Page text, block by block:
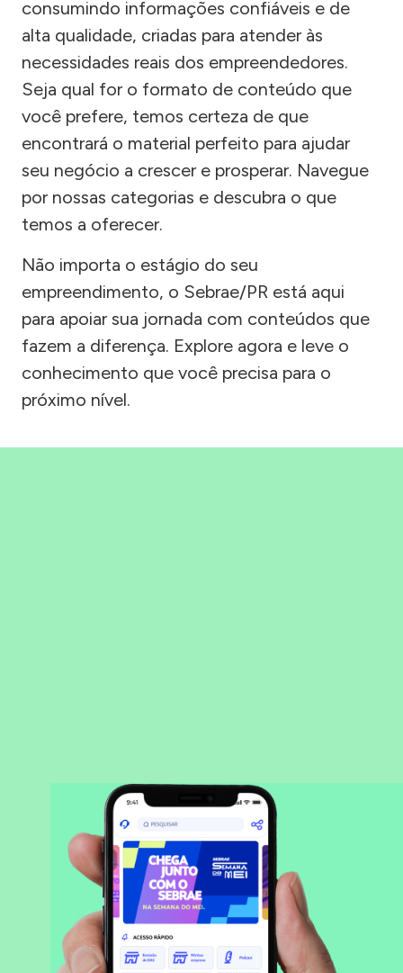
consumindo informações confiáveis e de
alta qualidade, criadas para atender às
necessidades reais dos empreendedores.
Seja qual for o formato de conteúdo que
você prefere, temos certeza de que
encontrará o material perfeito para ajudar
seu negócio a crescer e prosperar. Navegue
por nossas categorias e descubra o que
temos a oferecer.
Não importa o estágio do seu
empreendimento, o Sebrae/PR está aqui
para apoiar sua jornada com conteúdos que
fazem a diferença. Explore agora e leve o
conhecimento que você precisa para o
próximo nível.